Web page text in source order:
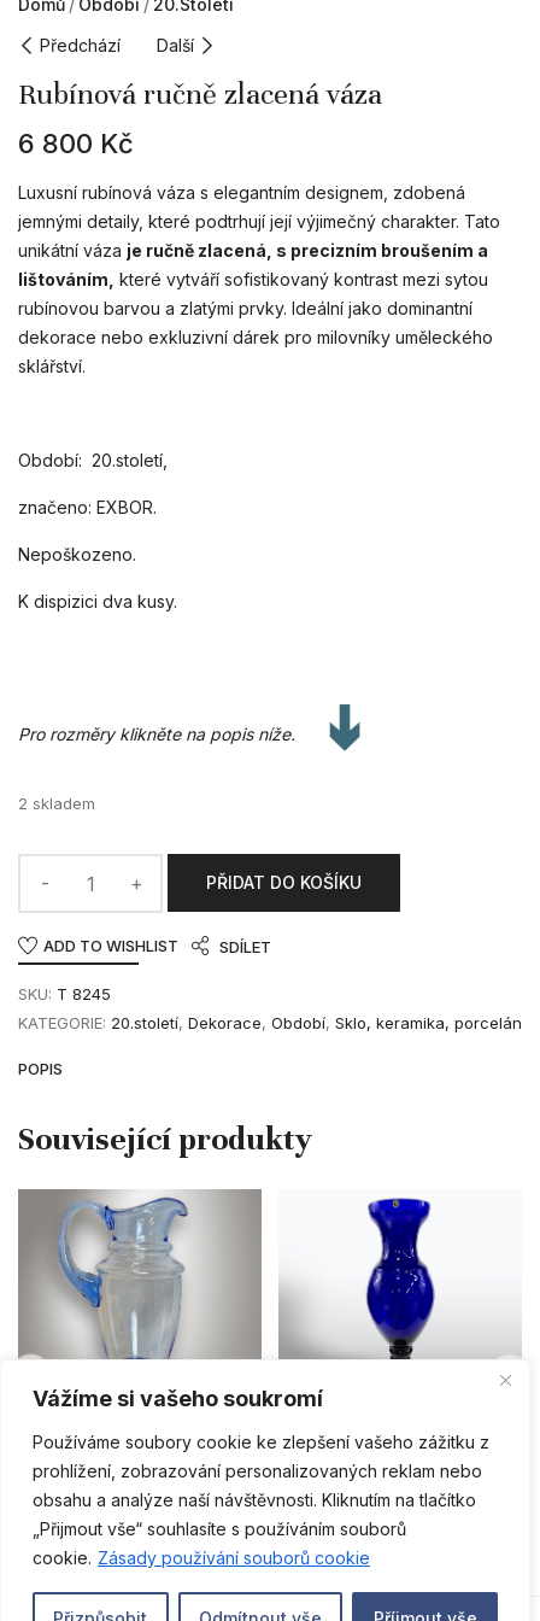
Vážíme si vašeho soukromí
Používáme soubory cookie ke zlepšení vašeho zážitku z
prohlížení, zobrazování personalizovaných reklam nebo
obsahu a analýze naší návštěvnosti. Kliknutím na tlačítko
„Přijmout vše“ souhlasíte s používáním souborů
cookie. Zásady používání souborů cookie
Domů Období
20.století
Předchází
Další
Rubínová ručně zlacená váza
6 800 Kč
Luxusní rubínová váza s elegantním designem, zdobená
jemnými detaily, které podtrhují její výjimečný charakter. Tato
unikátní váza je ručně zlacená, s precizním broušením a
lištováním, které vytváří sofistikovaný kontrast mezi sytou
rubínovou barvou a zlatými prvky. Ideální jako dominantní
dekorace nebo exkluzivní dárek pro milovníky uměleckého
sklářství.
Období: 20.století,
značeno: EXBOR.
Nepoškozeno.
K dispizici dva kusy.
Pro rozměry klikněte na popis níže.
2 skladem
PŘIDAT DO KOŠÍKU
ADD TO WISHLIST SDÍLET
SKU: T 8245
KATEGORIE: 20.století, Dekorace, Období, Sklo, keramika, porcelán
POPIS
PŘIDAT DO KOŠÍKU
Dekorace
Skleněný džbán / Egermann –
Nový Bor
1 380
PŘIDAT DO KOŠÍKU
Dekorace
Kobaltová skleněná váza /
Egermann – Nový Bor – 68 cm
6 900